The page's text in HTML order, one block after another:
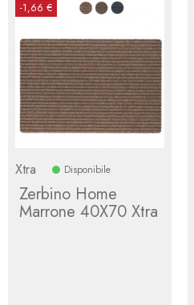
-1,66 €
Xtra Disponibile
Zerbino Home
Marrone 40X70 Xtra